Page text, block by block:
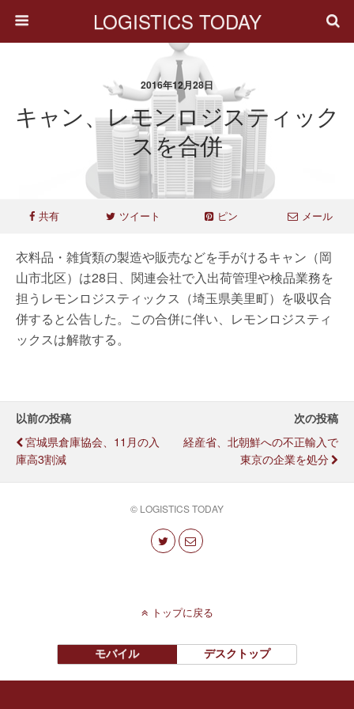
LOGISTICS TODAY
2016年12月28日
キャン、レモンロジスティック
スを合併
共有 ツイート ピン メール
衣料品・雑貨類の製造や販売などを手がけるキャン（岡
山市北区）は28日、関連会社で入出荷管理や検品業務を
担うレモンロジスティックス（埼玉県美里町）を吸収合
併すると公告した。この合併に伴い、レモンロジスティ
ックスは解散する。
以前の投稿
宮城県倉庫協会、11月の入
庫高3割減
次の投稿
経産省、北朝鮮への不正輸入で
東京の企業を処分
© LOGISTICS TODAY
トップに戻る
モバイル デスクトップ